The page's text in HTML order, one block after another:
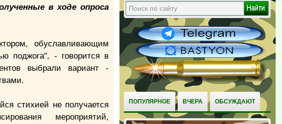
ПОПУЛЯРНОЕ ВЧЕРА ОБСУЖДАЮТ
в ходе опроса
обуславливающим
поджога", - говорится в
выбрали вариант -
стихией не получается
мероприятий,